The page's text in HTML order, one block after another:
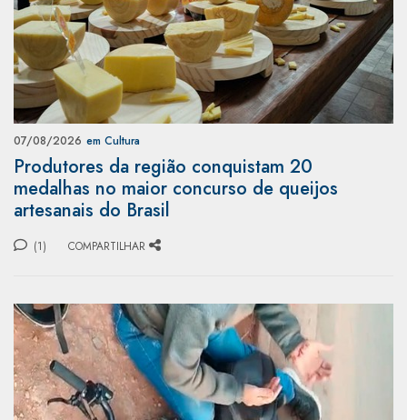
07/08/2026 em Cultura
Produtores da região conquistam 20
medalhas no maior concurso de queijos
artesanais do Brasil
(1) COMPARTILHAR